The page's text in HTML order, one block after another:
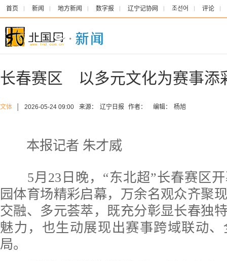
首页 新闻 地方新闻 数字报 辽宁记协网 조선어 评论
长春赛区 以多元文化为赛事添
文体 2026-05-24 09:00 来源： 辽宁日报 作者： 编辑： 杨旭
本报记者 朱才威
5月23日晚，“东北超”长春赛区开
园体育场精彩启幕，万余名观众齐聚
交融、多元荟萃，既充分彰显长春独
魅力，也生动展现出赛事跨域联动
局。